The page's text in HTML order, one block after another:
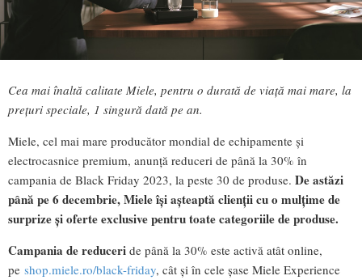
Cea mai înaltă calitate Miele, pentru o durată de viaţă mai mare, la
preţuri speciale, 1 singură dată pe an.
Miele, cel mai mare producător mondial de echipamente și
electrocasnice premium, anunță reduceri de până la 30% în
campania de Black Friday 2023, la peste 30 de produse. De astăzi
până pe 6 decembrie, Miele își așteaptă clienții cu o mulțime de
surprize și oferte exclusive pentru toate categoriile de produse.
Campania de reduceri de până la 30% este activă atât online,
pe shop.miele.ro/black-friday, cât și în cele șase Miele Experience